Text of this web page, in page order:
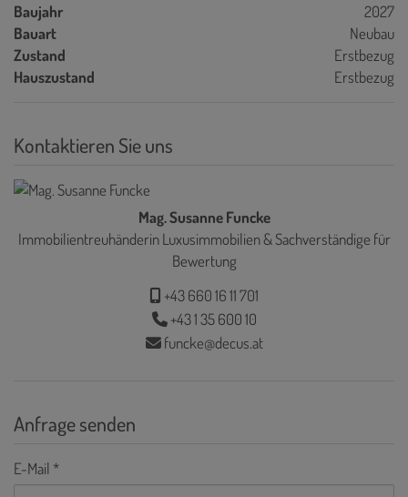
Baujahr
2027
Bauart
Neubau
Zustand
Erstbezug
Hauszustand
Erstbezug
Kontaktieren Sie uns
Mag. Susanne Funcke
Immobilientreuhänderin Luxusimmobilien & Sachverständige für
Bewertung
+43 660 16 11 701
+43 1 35 600 10
funcke@decus.at
Anfrage senden
E-Mail